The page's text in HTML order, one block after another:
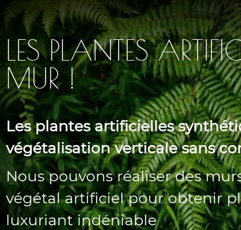
LES PLANTES
MUR !
Les plantes artificielles
végétalisation verticale sans
Nous pouvons réaliser des
végétal artificiel pour obtenir
luxuriant indéniable